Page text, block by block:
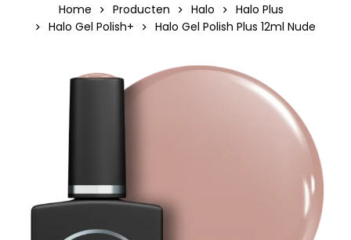
Home Producten Halo
Halo Plus
Halo Gel Polish+
Halo Gel Polish Plus 12ml Nude